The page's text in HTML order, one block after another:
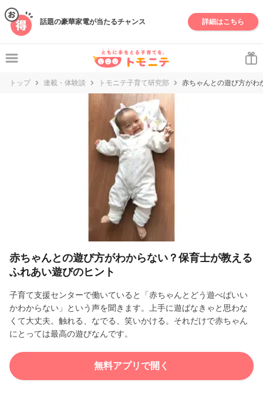
話題の豪華家電が当たるチャンス 詳細はこちら
トップ 連載・体験談 トモニテ子育て研究部 赤ちゃんとの遊び方がわ
赤ちゃんとの遊び方がわからない？保育士が教える
ふれあい遊びのヒント
子育て支援センターで働いていると「赤ちゃんとどう遊べばいい
かわからない」という声を聞きます。上手に遊ばなきゃと思わな
くて大丈夫。触れる、なでる、笑いかける。それだけで赤ちゃん
にとっては最高の遊びなんです。
無料アプリで開く